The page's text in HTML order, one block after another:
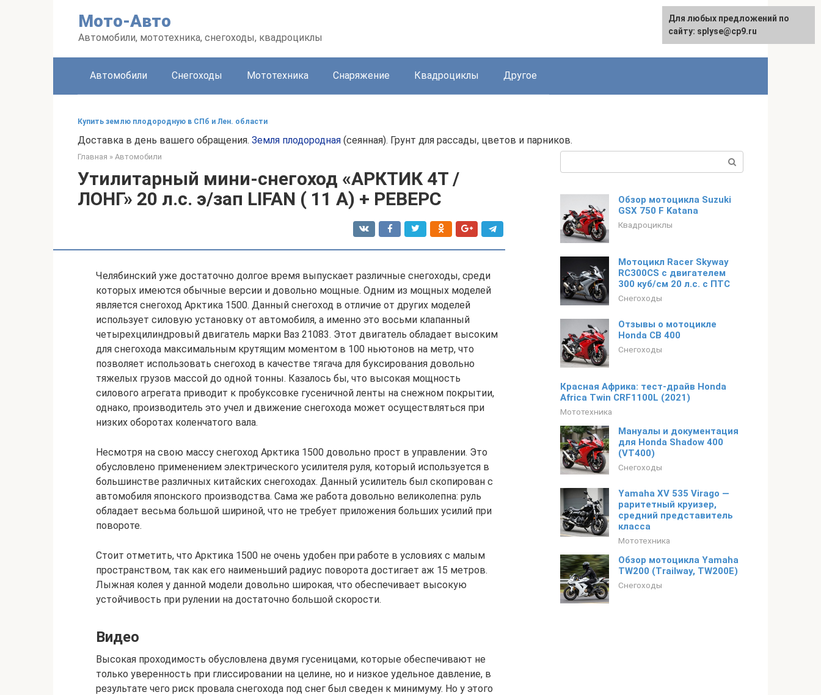
Мото-Авто
Автомобили, мототехника, снегоходы, квадроциклы
Автомобили Снегоходы Мототехника Снаряжение Квадроциклы Другое
Купить землю плодородную в СПб и Лен. области
Доставка в день вашего обращения. Земля плодородная (сеянная). Грунт для рассады, цветов и парников.
Главная » Автомобили
Утилитарный мини-снегоход «АРКТИК 4Т /
ЛОНГ» 20 л.с. э/зап LIFAN ( 11 А) + РЕВЕРС
Челябинский уже достаточно долгое время выпускает различные снегоходы, среди
которых имеются обычные версии и довольно мощные. Одним из мощных моделей
является снегоход Арктика 1500. Данный снегоход в отличие от других моделей
использует силовую установку от автомобиля, а именно это восьми клапанный
четырехцилиндровый двигатель марки Ваз 21083. Этот двигатель обладает высоким
для снегохода максимальным крутящим моментом в 100 ньютонов на метр, что
позволяет использовать снегоход в качестве тягача для буксирования довольно
тяжелых грузов массой до одной тонны. Казалось бы, что высокая мощность
силового агрегата приводит к пробуксовке гусеничной ленты на снежном покрытии,
однако, производитель это учел и движение снегохода может осуществляться при
низких оборотах коленчатого вала.
Несмотря на свою массу снегоход Арктика 1500 довольно прост в управлении. Это
обусловлено применением электрического усилителя руля, который используется в
большинстве различных китайских снегоходах. Данный усилитель был скопирован с
автомобиля японского производства. Сама же работа довольно великолепна: руль
обладает весьма большой шириной, что не требует приложения больших усилий при
повороте.
Стоит отметить, что Арктика 1500 не очень удобен при работе в условиях с малым
пространством, так как его наименьший радиус поворота достигает аж 15 метров.
Лыжная колея у данной модели довольно широкая, что обеспечивает высокую
устойчивость при рулении на достаточно большой скорости.
Видео
Высокая проходимость обусловлена двумя гусеницами, которые обеспечивают не
только уверенность при глиссировании на целине, но и низкое удельное давление, в
результате чего риск провала снегохода под снег был сведен к минимуму. Но у этого
Обзор мотоцикла Suzuki
GSX 750 F Katana
Квадроциклы
Мотоцикл Racer Skyway
RC300CS с двигателем
300 куб/см 20 л.с. с ПТС
Снегоходы
Отзывы о мотоцикле
Honda CB 400
Снегоходы
Красная Африка: тест-драйв Honda
Africa Twin CRF1100L (2021)
Мототехника
Мануалы и документация
для Honda Shadow 400
(VT400)
Снегоходы
Yamaha XV 535 Virago —
раритетный круизер,
средний представитель
класса
Мототехника
Обзор мотоцикла Yamaha
TW200 (Trailway, TW200E)
Снегоходы
Для любых предложений по
сайту: splyse@cp9.ru